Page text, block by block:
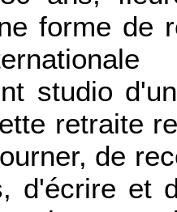
forme de
studio
retraite
de
d'écrire et